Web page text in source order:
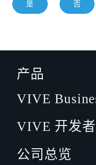
是 否
产品
VIVE
VIVE 开发者
公司总览